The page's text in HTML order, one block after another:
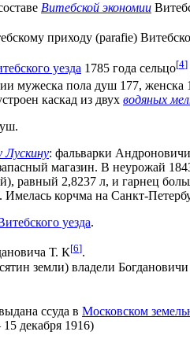
Витебской экономии
приходу (parafie)
уезда 1785 года сельцо[4]
мужеска пола душ 177,
каскад из двух водяных
Лускину: фальварки
магазин. В неурожай
равный 2,8237 л, и гарнец
корчма на Санкт-
уезда.
Т. К[6].
земли) владели
ссуда в Московском
декабря 1916)